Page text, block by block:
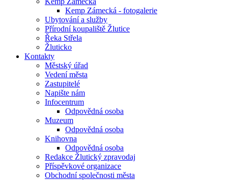
Kemp Zámecká - fotogalerie
Ubytování a služby
Přírodní koupaliště Žlutice
Řeka Střela
Žluticko
Kontakty
Městský úřad
Vedení města
Zastupitelé
Napište nám
Infocentrum
Odpovědná osoba
Muzeum
Odpovědná osoba
Knihovna
Odpovědná osoba
Redakce Žlutický zpravodaj
Příspěvkové organizace
Obchodní společnosti města